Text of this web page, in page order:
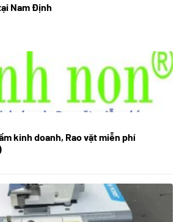
Nam Định
kinh doanh, Rao vặt miễn phí